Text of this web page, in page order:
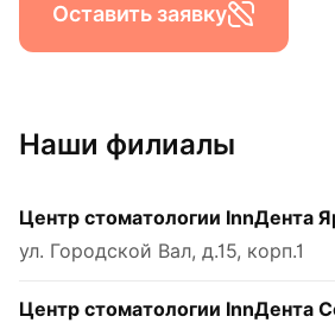
Оставить заявку
Наши филиалы
Центр стоматологии InnДента
ул. Городской Вал, д.15, корп.1
Центр стоматологии InnДента